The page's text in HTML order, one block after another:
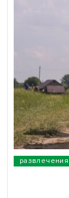
развлечения